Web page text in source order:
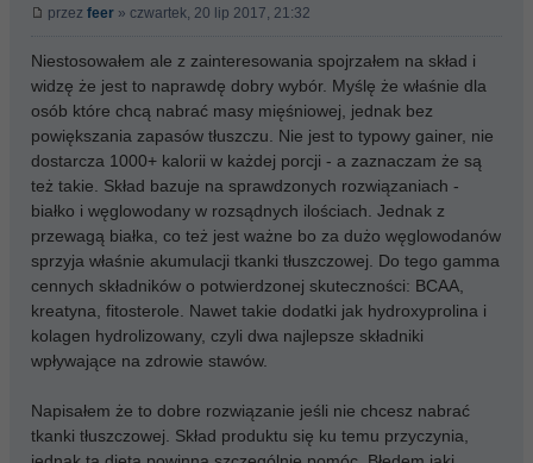
przez feer » czwartek, 20 lip 2017, 21:32
Niestosowałem ale z zainteresowania spojrzałem na skład i
widzę że jest to naprawdę dobry wybór. Myślę że właśnie dla
osób które chcą nabrać masy mięśniowej, jednak bez
powiększania zapasów tłuszczu. Nie jest to typowy gainer, nie
dostarcza 1000+ kalorii w każdej porcji - a zaznaczam że są
też takie. Skład bazuje na sprawdzonych rozwiązaniach -
białko i węglowodany w rozsądnych ilościach. Jednak z
przewagą białka, co też jest ważne bo za dużo węglowodanów
sprzyja właśnie akumulacji tkanki tłuszczowej. Do tego gamma
cennych składników o potwierdzonej skuteczności: BCAA,
kreatyna, fitosterole. Nawet takie dodatki jak hydroxyprolina i
kolagen hydrolizowany, czyli dwa najlepsze składniki
wpływające na zdrowie stawów.
Napisałem że to dobre rozwiązanie jeśli nie chcesz nabrać
tkanki tłuszczowej. Skład produktu się ku temu przyczynia,